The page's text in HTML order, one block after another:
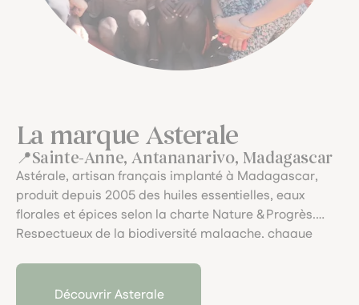
La marque Asterale
Sainte-Anne, Antananarivo, Madagascar
Astérale, artisan français implanté à Madagascar,
produit depuis 2005 des huiles essentielles, eaux
florales et épices selon la charte Nature & Progrès.
Respectueux de la biodiversité malgache, chaque
des terroirs tropicaux et soutenant les communautés
locales dans une démarche éthique et vivante.
Découvrir Asterale